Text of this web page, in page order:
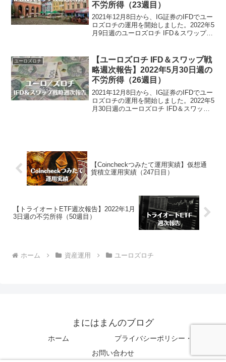
不労所得（23週目）
2021年12月8日から、IG証券のIFDでユー
ロズロチの運用を開始しました。2022年5
月9日週のユーロズロチ IFD＆スワップ戦
目）・スワップ累計50,473円...
ユーロズロチ
【ユーロズロチ IFD＆スワップ戦
略週次報告】2022年5月30日週の
不労所得（26週目）
2021年12月8日から、IG証券のIFDでユー
ロズロチの運用を開始しました。2022年5
月30日週のユーロズロチ IFD＆スワップ
【Coincheckつみたて運用実績】仮想通
貨積立運用実績（247日目）
【トライオートETF週次報告】2022年1月
3日週の不労所得（50週目）
ホーム 資産運用 ユーロズロチ
まにはまんのブログ
ホーム
プライバシーポリシー・免責事項
お問い合わせ